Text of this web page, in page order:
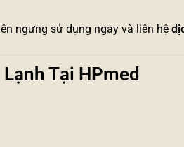
ngưng sử dụng ngay và liên hệ
Tại HPmed